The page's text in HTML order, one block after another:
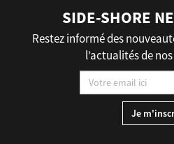
SIDE-SHORE
Restez informé des
l’actualités de